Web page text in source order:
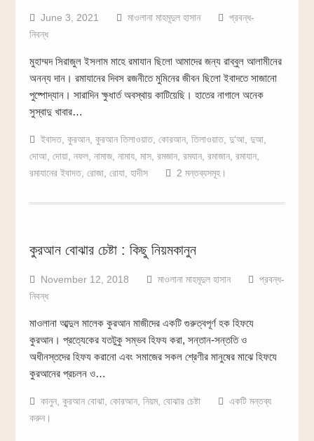
June 3, 2021 মাওলানা মাহমূদুল হাসান
প্রবন্ধ-
নিবন্ধ
মুহাম্মদ সিরাজুল ইসলাম মাহে রমাযান ছিলো আমাদের জন্য রাব্বুল আলামীনের
অনন্য দান। রমাযানের দিবস রজনীতে মুমিনের জীবন ছিলো ইবাদতে সাজানো
পুষ্পোদ্যান। সারাদিন ক্ষুধার্ত অবস্থায় কাটিয়েছি। হাতের নাগালে অনেক
সুস্বাদু খাবার…
ইবাদত, কুরআন, কুরআন তিলাওয়াত, কোরআন, তিলাওয়াত, দু‘আ, দুআ,
দোআ, দোয়া, নফল, নামাজ, নামায, মাস, রমজান, রমযান, রমাজান, রমাযান,
রমাযানের ইবাদত, রোজা, রোযা, হাদীস 2 মন্তব্যসমূহ।
কুরআন বোঝার চেষ্টা : কিছু নিয়মকানুন
November 12, 2018 মাওলানা মাহমূদুল হাসান
প্রবন্ধ-
নিবন্ধ
মাওলানা আব্দুল মালেক কুরআন মাজীদের একটি গুরুত্বপূর্ণ হক হিফযে
কুরআন। প্রত্যেকের যতটুকু সম্ভব হিফয করা, সন্তান-সন্ততি ও
অধীনস্তদের হিফয করানো এবং সমাজের সকল শ্রেণীর মানুষের মাঝে হিফযে
কুরআনের প্রচলন ও…
কানুন, কুরআন বোঝা, কোরআন, নিয়ম, বোঝার চেষ্টা
একটি মন্তব্য
করুন।